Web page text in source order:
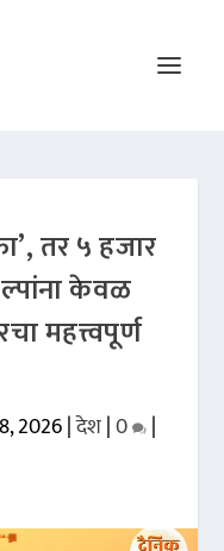
तर ५ हजार
केवळ
महत्त्वपूर्ण
2026|देश|0 |